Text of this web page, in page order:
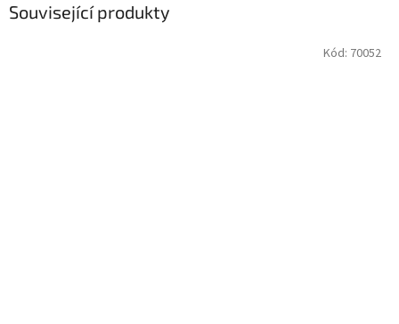
Související produkty
Kód: 70052